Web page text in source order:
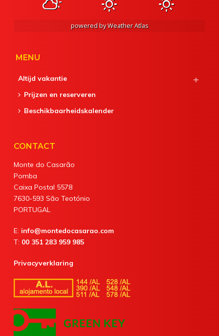
powered byWeather Atlas
MENU
Altijd vakantie
Prijzen en reserveren
Beschikbaarheidskalender
CONTACT
Monte do Casarão
Pomba
Caixa Postal 5578
7630-593 São Teotónio
PORTUGAL
E: info@montedocasarao.com
T: 00 351 283 959 985
Privacyverklaring